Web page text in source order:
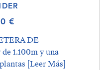
€
DE
1.100m y una
[Leer Más]